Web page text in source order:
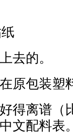
去的。
原包装塑
得离谱（
文配料表